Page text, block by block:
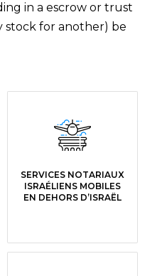
in a escrow or trust
stock for another) be
SERVICES NOTARIAUX
ISRAÉLIENS MOBILES
EN DEHORS D’ISRAËL